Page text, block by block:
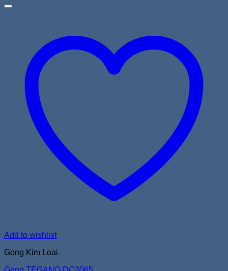
Add to wishlist
Gọng Kim Loại